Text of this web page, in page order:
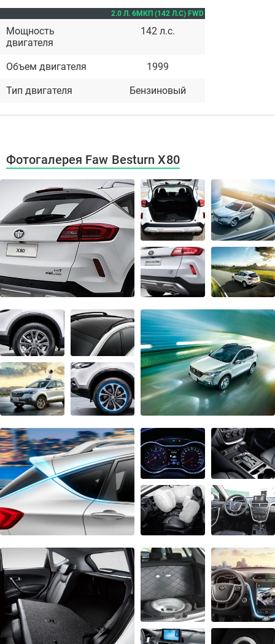
2.0 Л. 6МКП (142 Л.С) FWD
Мощность
двигателя
142 л.с.
Объем двигателя 1999
Тип двигателя Бензиновый
Фотогалерея Faw Besturn X80